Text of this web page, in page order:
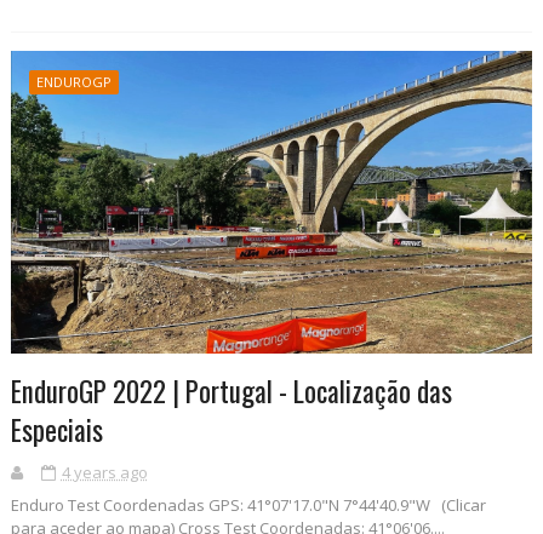
ENDUROGP
EnduroGP 2022 | Portugal - Localização das
Especiais
4 years ago
Enduro Test Coordenadas GPS: 41°07'17.0"N 7°44'40.9"W (Clicar
para aceder ao mapa) Cross Test Coordenadas: 41°06'06....